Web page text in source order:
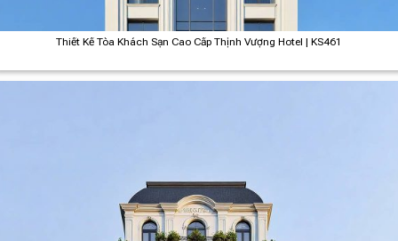
Thiết Kế Tòa Khách Sạn Cao Cấp Thịnh Vượng Hotel | KS461